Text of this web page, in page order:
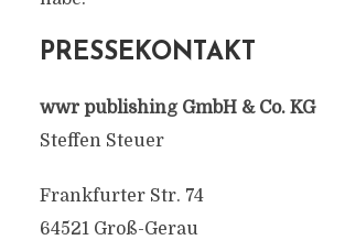
PRESSEKONTAKT
wwr publishing GmbH & Co. KG
Steffen Steuer
Frankfurter Str. 74
64521 Groß-Gerau